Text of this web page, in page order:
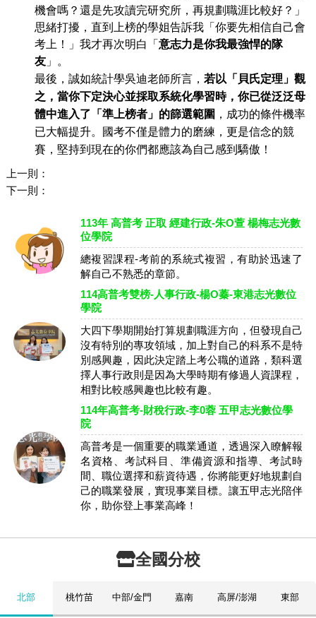
機會嗎？還是先攻讀完研究所，再規劃職涯比較好？」
思緒打擾，直到上榜的學姐告訴我「你要先相信自己會
考上！」我才再次明白「 意志力是你我最強悍的隊
友」。
最後，誠如統計學吳迪老師所言， 若以「貝氏定理」觀
之，當你下定決心並採取系統化學習時，你已從泛泛母
體中進入了「準上榜者」的篩選範圍 ，成功的條件機率
已大幅提升。國考不僅是體力的磨練，更是信念的競
賽，堅持到現在的你們都應該為自己感到驕傲！
上一則：
下一則：
113年 高普考 正取 經建行政-朱O萱 楊梅志光數
位學院
總複習課程-考前的系統式複習，有助於迅速了
解自己不熟悉的章節。
114高普考雙榜-人事行政-楊O蓁-東港志光數位
學院
大四下學期開始打算規劃職涯方向，但發現自己
沒有特別的專攻領域，加上對自己的科系不是特
別感興趣，因此決定踏上考公職的道路，類科選
擇人事行政則是因為大學時期有修過人資課程，
相對比較感興趣也比較有趣。
114年高普考-財稅行政-李0蓉 五甲志光數位學
院
高普考是一個重要的職業通道，透過深入瞭解報
名資格、考試科目、準備資源和指導、考試時
間、職位選擇和薪資待遇，你將能更好地規劃自
己的職業發展，實現事業目標。讓五甲志光陪伴
你，助你登上事業高峰！
全國分校
北部 桃竹苗 中部/金門 嘉南 高屏/澎湖 東部